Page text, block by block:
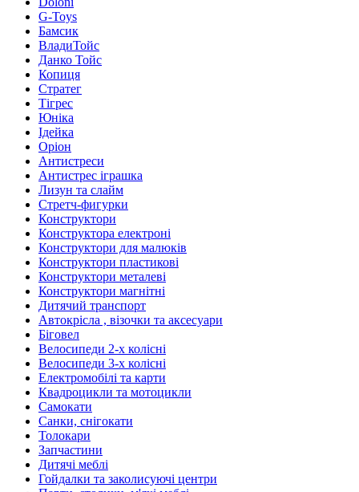
G-Toys
Бамсик
ВладиТойс
Данко Тойс
Копиця
Стратег
Тігрес
Юніка
Ідейка
Оріон
Антистреси
Антистрес іграшка
Лизун та слайм
Стретч-фигурки
Конструктори
Конструктора електроні
Конструктори для малюків
Конструктори пластикові
Конструктори металеві
Конструктори магнітні
Дитячий транспорт
Автокрісла , візочки та аксесуари
Біговел
Велосипеди 2-х колісні
Велосипеди 3-х колісні
Електромобілі та карти
Квадроцикли та мотоцикли
Самокати
Санки, снігокати
Толокари
Запчастини
Дитячі меблі
Гойдалки та заколисуючі центри